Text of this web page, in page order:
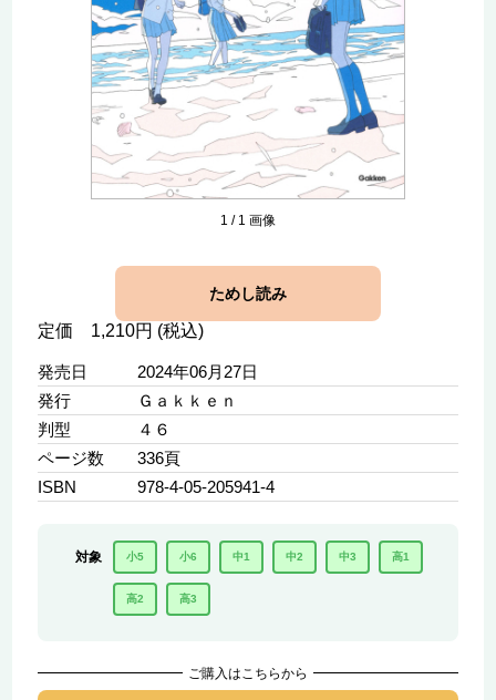
1 / 1 画像
ためし読み
定価 1,210円 (税込)
発売日
2024年06月27日
発行
Ｇａｋｋｅｎ
判型
４６
ページ数
336頁
ISBN
978-4-05-205941-4
対象 小5 小6 中1 中2 中3 高1
高2 高3
ご購入はこちらから